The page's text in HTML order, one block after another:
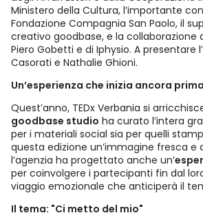
Ministero della Cultura, l’importante
Fondazione Compagnia San Paolo, il
creativo goodbase, e la collaborazione
Piero Gobetti e di Iphysio. A presentare
Casorati e Nathalie Ghioni.
Un’esperienza che inizia ancora
Quest’anno, TEDx Verbania si
goodbase studio ha curato l’intera
per i materiali social sia per quelli
questa edizione un’immagine fresca e
l’agenzia ha progettato anche un’
per coinvolgere i partecipanti fin dal
viaggio emozionale che anticiperà il
Il tema: "Ci metto del mio"